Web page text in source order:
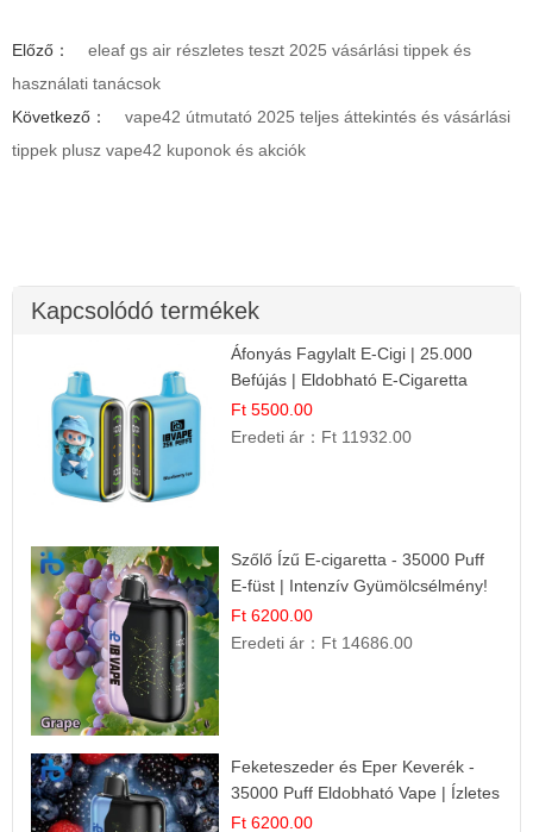
Előző：
eleaf gs air részletes teszt 2025 vásárlási tippek és
használati tanácsok
Következő：
vape42 útmutató 2025 teljes áttekintés és vásárlási
tippek plusz vape42 kuponok és akciók
Kapcsolódó termékek
Áfonyás Fagylalt E-Cigi | 25.000
Befújás | Eldobható E-Cigaretta
Ft 5500.00
Eredeti ár： Ft 11932.00
Szőlő Ízű E-cigaretta - 35000 Puff
E-füst | Intenzív Gyümölcsélmény!
Ft 6200.00
Eredeti ár： Ft 14686.00
Feketeszeder és Eper Keverék -
35000 Puff Eldobható Vape | Ízletes
Gyümölcsökombináció!
Ft 6200.00